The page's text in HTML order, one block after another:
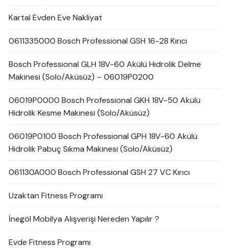
Kartal Evden Eve Nakliyat
0611335000 Bosch Professional GSH 16-28 Kırıcı
Bosch Professional GLH 18V-60 Akülü Hidrolik Delme
Makinesi (Solo/Aküsüz) – 06019P0200
06019P0000 Bosch Professional GKH 18V-50 Akülü
Hidrolik Kesme Makinesi (Solo/Aküsüz)
06019P0100 Bosch Professional GPH 18V-60 Akülü
Hidrolik Pabuç Sıkma Makinesi (Solo/Aküsüz)
061130A000 Bosch Professional GSH 27 VC Kırıcı
Uzaktan Fitness Programı
İnegöl Mobilya Alışverişi Nereden Yapılır ?
Evde Fitness Programı